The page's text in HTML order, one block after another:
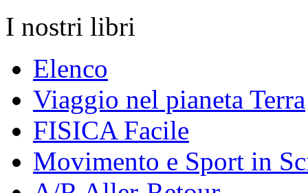
I nostri libri
Elenco
Viaggio nel pianeta Terra
FISICA Facile
Movimento e Sport in